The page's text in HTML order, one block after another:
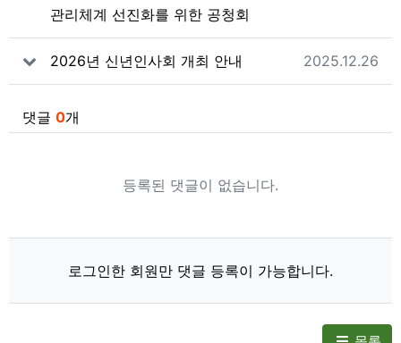
관리체계 선진화를 위한 공청회
2026년 신년인사회 개최 안내 작성일
2025.12.26
댓글 0개
등록된 댓글이 없습니다.
로그인한 회원만 댓글 등록이 가능합니다.